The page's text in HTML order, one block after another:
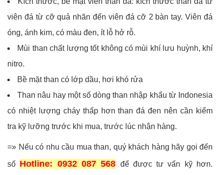
viên đá từ cỡ quả nhãn đến viên đá cỡ 2 bàn tay. Viên đá
óng, ánh kim, có màu đen, ít lỗ hở rỗ.
Mùi than chất lượng tốt không có mùi khí lưu huỳnh, khí
nitro.
Bề mặt than có lớp dầu, hơi khó rửa
Than nâu hay một số dòng than nhập khẩu từ Indonesia
có nhiệt lượng cháy thấp hơn than đá đen nên cần kiểm
tra kỹ lưỡng trước khi mua, trước lúc nhận hàng.
=» Nếu có nhu cầu mua than, quý khách hàng hãy gọi đến
số Hotline: 0932 087 568 để được tư vấn kỹ hơn.